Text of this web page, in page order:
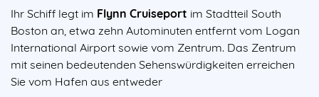
Ihr Schiff legt im Flynn Cruiseport im Stadtteil South
Boston an, etwa zehn Autominuten entfernt vom Logan
International Airport sowie vom Zentrum. Das Zentrum
mit seinen bedeutenden Sehenswürdigkeiten erreichen
Sie vom Hafen aus entweder